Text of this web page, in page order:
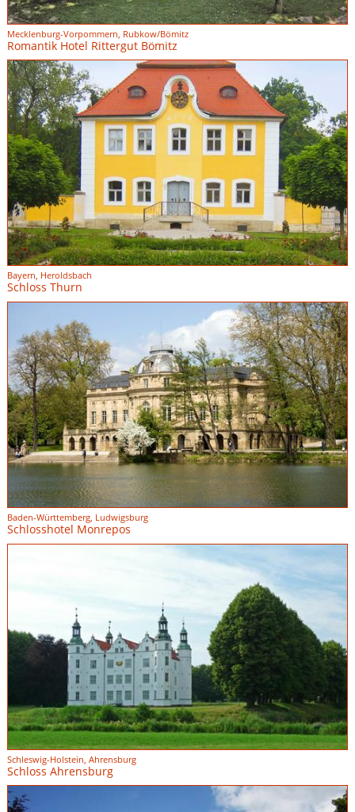
Mecklenburg-Vorpommern, Rubkow/Bömitz
Romantik Hotel Rittergut Bömitz
Bayern, Heroldsbach
Schloss Thurn
Baden-Württemberg, Ludwigsburg
Schlosshotel Monrepos
Schleswig-Holstein, Ahrensburg
Schloss Ahrensburg